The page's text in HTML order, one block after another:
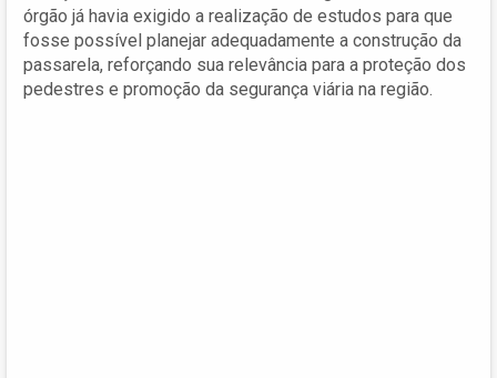
órgão já havia exigido a realização de estudos para que
fosse possível planejar adequadamente a construção da
passarela, reforçando sua relevância para a proteção dos
pedestres e promoção da segurança viária na região.